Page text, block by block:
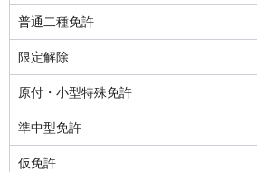
普通二種免許
限定解除
原付・小型特殊免許
準中型免許
仮免許